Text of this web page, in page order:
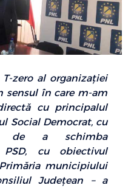
zero al organizaţiei
sensul în care m-am
cu principalul
Social Democrat, cu
de a schimba
cu obiectivul
municipiului
Judeţean – a